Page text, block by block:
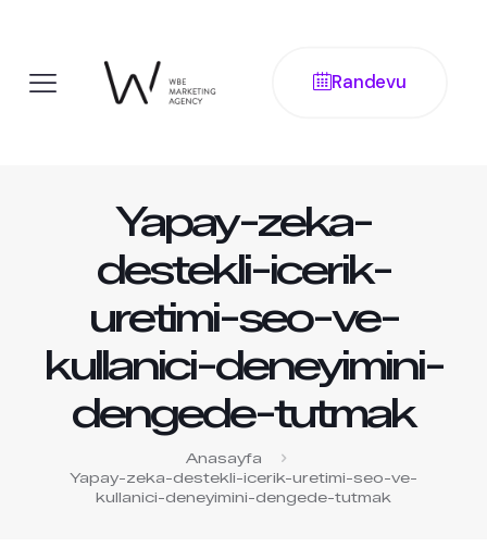
Randevu
Yapay-zeka-
destekli-icerik-
uretimi-seo-ve-
kullanici-deneyimini-
dengede-tutmak
Anasayfa
Yapay-zeka-destekli-icerik-uretimi-seo-ve-
kullanici-deneyimini-dengede-tutmak